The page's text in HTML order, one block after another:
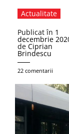
Actualitate
Publicat în 1
decembrie
de Ciprian
Brindescu
22 comentarii